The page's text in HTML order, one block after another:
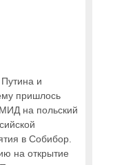
и
пришлось
на польский
в Собибор.
на открытие